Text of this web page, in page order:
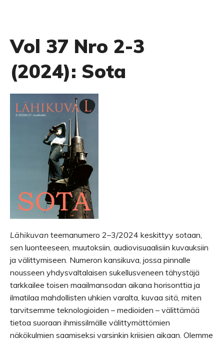
Vol 37 Nro 2-3
(2024): Sota
Lähikuvan teemanumero 2–3/2024 keskittyy sotaan,
sen luonteeseen, muutoksiin, audiovisuaalisiin kuvauksiin
ja välittymiseen. Numeron kansikuva, jossa pinnalle
nousseen yhdysvaltalaisen sukellusveneen tähystäjä
tarkkailee toisen maailmansodan aikana horisonttia ja
ilmatilaa mahdollisten uhkien varalta, kuvaa sitä, miten
tarvitsemme teknologioiden – medioiden – välittämää
tietoa suoraan ihmissilmälle välittymättömien
näkökulmien saamiseksi varsinkin kriisien aikaan. Olemme